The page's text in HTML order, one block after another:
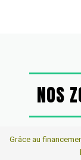
NOS
Grâce au